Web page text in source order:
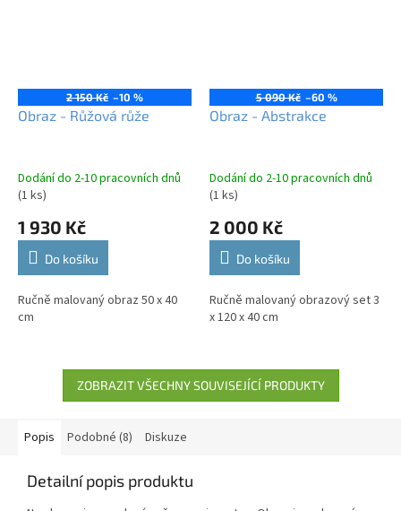
2 150 Kč –10 %
Obraz - Růžová růže
Dodání do 2-10 pracovních dnů
(1 ks)
1 930 Kč
Do košíku
Ručně malovaný obraz 50 x 40
cm
5 090 Kč –60 %
Obraz - Abstrakce
Dodání do 2-10 pracovních dnů
(1 ks)
2 000 Kč
Do košíku
Ručně malovaný obrazový set 3
x 120 x 40 cm
ZOBRAZIT VŠECHNY SOUVISEJÍCÍ PRODUKTY
Popis Podobné (8) Diskuze
Detailní popis produktu